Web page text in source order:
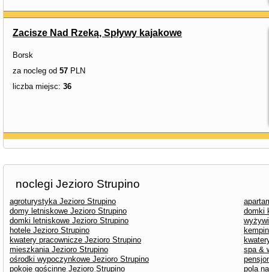
Zacisze Nad Rzeką, Spływy kajakowe
Borsk
za nocleg od 57 PLN
liczba miejsc: 36
noclegi Jezioro Strupino
agroturystyka Jezioro Strupino
domy letniskowe Jezioro Strupino
domki
domki letniskowe Jezioro Strupino
hotele Jezioro Strupino
kwatery pracownicze Jezioro Strupino
mieszkania Jezioro Strupino
spa &
ośrodki wypoczynkowe Jezioro Strupino
pokoje gościnne Jezioro Strupino
pola